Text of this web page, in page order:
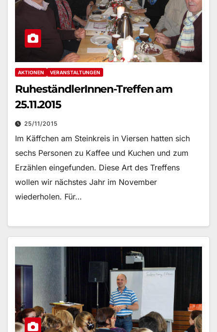
AKTIONEN VERANSTALTUNGEN
RuheständlerInnen-Treffen am
25.11.2015
25/11/2015
Im Käffchen am Steinkreis in Viersen hatten sich
sechs Personen zu Kaffee und Kuchen und zum
Erzählen eingefunden. Diese Art des Treffens
wollen wir nächstes Jahr im November
wiederholen. Für…